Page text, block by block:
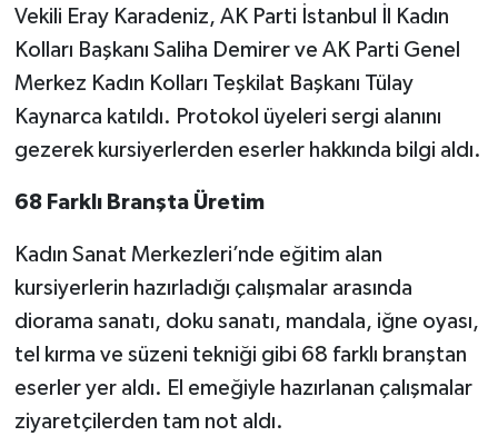
Vekili Eray Karadeniz, AK Parti İstanbul İl Kadın
Kolları Başkanı Saliha Demirer ve AK Parti Genel
Merkez Kadın Kolları Teşkilat Başkanı Tülay
Kaynarca katıldı. Protokol üyeleri sergi alanını
gezerek kursiyerlerden eserler hakkında bilgi aldı.
68 Farklı Branşta Üretim
Kadın Sanat Merkezleri’nde eğitim alan
kursiyerlerin hazırladığı çalışmalar arasında
diorama sanatı, doku sanatı, mandala, iğne oyası,
tel kırma ve süzeni tekniği gibi 68 farklı branştan
eserler yer aldı. El emeğiyle hazırlanan çalışmalar
ziyaretçilerden tam not aldı.